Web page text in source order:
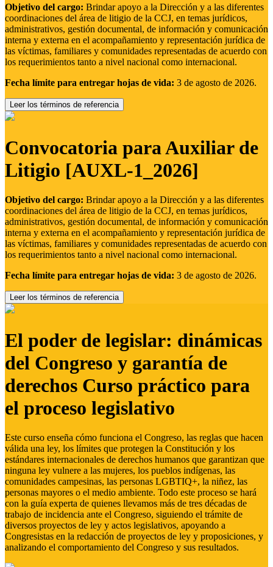
Objetivo del cargo: Brindar apoyo a la Dirección y a las diferentes
coordinaciones del área de litigio de la CCJ, en temas jurídicos,
administrativos, gestión documental, de información y comunicación
interna y externa en el acompañamiento y representación jurídica de
las víctimas, familiares y comunidades representadas de acuerdo con
los requerimientos tanto a nivel nacional como internacional.
Fecha límite para entregar hojas de vida: 3 de agosto de 2026.
Leer los términos de referencia
Convocatoria para Auxiliar de
Litigio [AUXL-1_2026]
Objetivo del cargo: Brindar apoyo a la Dirección y a las diferentes
coordinaciones del área de litigio de la CCJ, en temas jurídicos,
administrativos, gestión documental, de información y comunicación
interna y externa en el acompañamiento y representación jurídica de
las víctimas, familiares y comunidades representadas de acuerdo con
los requerimientos tanto a nivel nacional como internacional.
Fecha límite para entregar hojas de vida: 3 de agosto de 2026.
Leer los términos de referencia
El poder de legislar: dinámicas
del Congreso y garantía de
derechos Curso práctico para
el proceso legislativo
Este curso enseña cómo funciona el Congreso, las reglas que hacen
válida una ley, los límites que protegen la Constitución y los
estándares internacionales de derechos humanos que garantizan que
ninguna ley vulnere a las mujeres, los pueblos indígenas, las
comunidades campesinas, las personas LGBTIQ+, la niñez, las
personas mayores o el medio ambiente. Todo este proceso se hará
con la guía experta de quienes llevamos más de tres décadas de
trabajo de incidencia ante el Congreso, siguiendo el trámite de
diversos proyectos de ley y actos legislativos, apoyando a
Congresistas en la redacción de proyectos de ley y proposiciones, y
analizando el comportamiento del Congreso y sus resultados.